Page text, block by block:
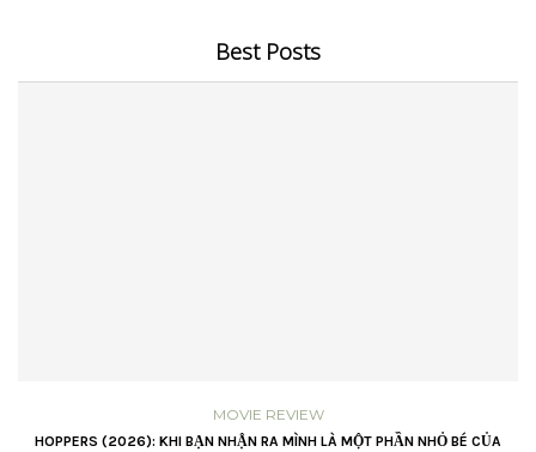
Best Posts
MOVIE REVIEW
HOPPERS (2026): KHI BẠN NHẬN RA MÌNH LÀ MỘT PHẦN NHỎ BÉ CỦA